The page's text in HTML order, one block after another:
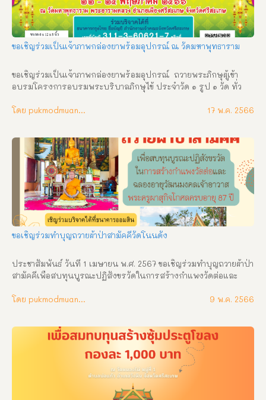
ขอเชิญร่วมเป็นเจ้าภาพกล่องยาพร้อมอุปกรณ์ ณ วัดมหาพุทธาราม
ขอเชิญร่วมเป็นเจ้าภาพกล่องยาพร้อมอุปกรณ์  ถวายพระภิกษุผู้เข้า
อบรมโครงการอบรมพระบริบาลภิกษุไข้ ประจำวัด ๑ รูป ๑ วัด ทั่ว
รินธร เพื่อน้อมเฉลิมพระเกียรติ สมเด็จพระอริยวงศาคตญาณ (อมฺ
อารามหลวง อำเภอเมืองศรีสะเกษ จังหวัดศรีสะเกษ ร่วมบริจาคได้ที่
ธนาคารกรุงไทย ชื่อบัญชี สำนักงานเจ้าคณะจังหวัดศรีสะเกษ เลขที่
บัญชี 311-3-60621-7 หรือที่ พระครูศรีมงคลปริยัตกิจ เจ้าคณะ
จังหวัดศรีสะเกษ พระครูสิริปริยัติการ รองเจ้าคณะจังหวัดศรีสะเกษ
พระครูศรีรัตนาภิรักษ์ รองเจ้าคณะจังหวัดศรีสะเกษ พระครูศรีโพธา
ลังการ ประธานฝ่ายกิจการพิเศษฯ เจ้าคณะอำเภอทุกอำเภอ/รองเจ้า
คณะอำเภอทุกอำเภอ
โดย pukmodmuangthai 17 พ.ค. 2566
ขอเชิญร่วมทำบุญถวายผ้าป่าสามัคคีวัดโนนดั่ง
ประชาสัมพันธ์ วันที่ 1 เมษายน พ.ศ. 2567 ขอเชิญร่วมทำบุญถวายผ้าป่า
สามัคคีเพือสบทุนบูรณะปฏิสังขรวัดในการสร้างกำแพงวัดต่อและ
ร่วมบริจาคได้ที่ ธนาคารออมสิน สาขาศรีสะเกษ เลขบัญชี
โดย pukmodmuangthai 9 พ.ค. 2566